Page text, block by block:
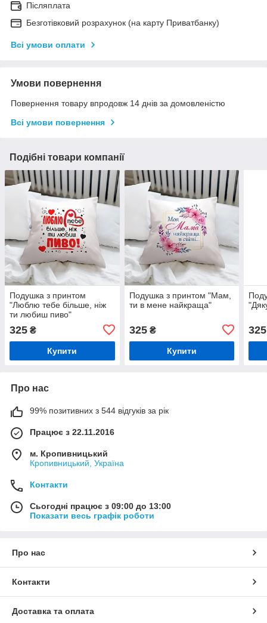
Післяплата
Безготівковий розрахунок (на карту Приватбанку)
Всі умови оплати
Умови повернення
Повернення товару впродовж 14 днів за домовленістю
Всі умови повернення
Подібні товари компанії
Подушка з принтом
"Люблю тебе більше, ніж
ти любиш пиво"
325 ₴
Купити
Подушка з принтом "Мам,
ти в мене найкраща"
325₴
Купити
325
Про нас
99% позитивних з 544 відгуків за рік
Працює з 22.11.2016
м. Кропивницький
Кропивницький, Україна
Контакти
Сьогодні працює з 09:00 до 13:00
Показати весь графік роботи
Про нас
Контакти
Доставка та оплата